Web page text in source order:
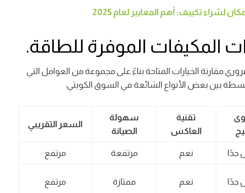
لشراء تكييف: أهم المعايير لعام 2025
المكيفات الموفرة للطاقة.
مقارنة الخيارات المتاحة بناءً على مجموعة من العوامل التي
بين بعض الأنواع الشائعة في السوق الكويتي:
تقنية
العاكس
سهولة
الصيانة
السعر التقريبي
نعم مرتفعة مرتفع
نعم ممتازة مرتفع